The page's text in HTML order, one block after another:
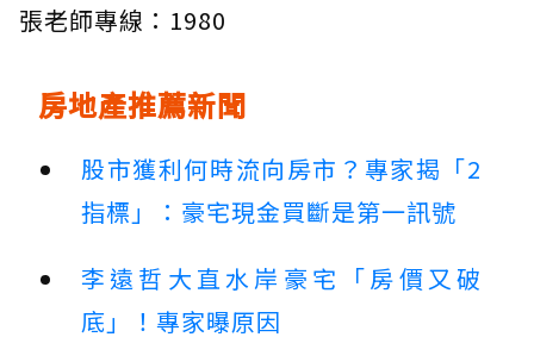
張老師專線：1980
房地產推薦新聞
股市獲利何時流向房市？專家揭「2
指標」：豪宅現金買斷是第一訊號
李遠哲大直水岸豪宅「房價又破
底」！專家曝原因